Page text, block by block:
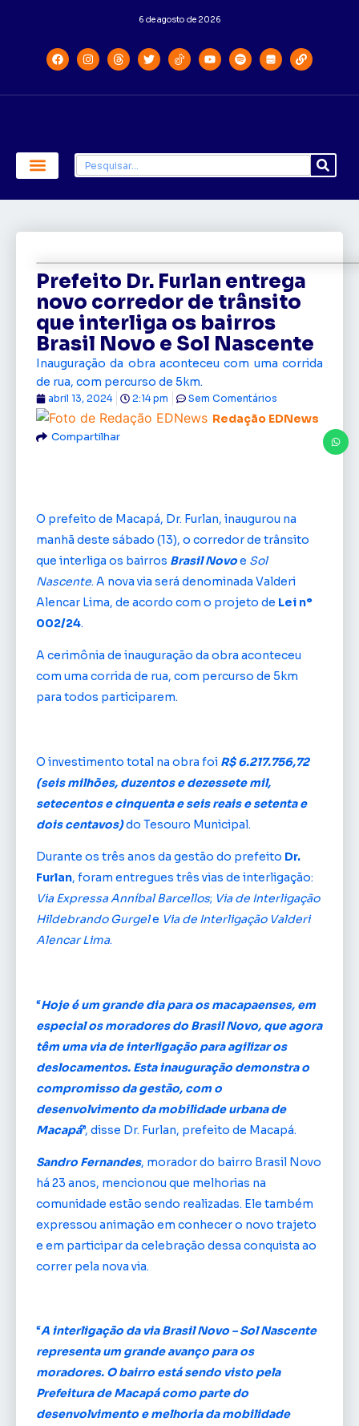
6 de agosto de 2026
Prefeito Dr. Furlan entrega
novo corredor de trânsito
que interliga os bairros
Brasil Novo e Sol Nascente
Inauguração da obra aconteceu com uma corrida
de rua, com percurso de 5km.
Redação EDNews
abril 13, 2024 2:14 pm Sem Comentários
Compartilhar
O prefeito de Macapá, Dr. Furlan, inaugurou na
manhã deste sábado (13), o corredor de trânsito
que interliga os bairros Brasil Novoe Sol
Nascente. A nova via será denominada Valderi
Alencar Lima, de acordo com o projeto de Lei n°
002/24.
A cerimônia de inauguração da obra aconteceu
com uma corrida de rua, com percurso de 5km
para todos participarem.
O investimento total na obra foi R$ 6.217.756,72
(seis milhões, duzentos e dezessete mil,
setecentos e cinquenta e seis reais e setenta e
dois centavos)do Tesouro Municipal.
Durante os três anos da gestão do prefeito Dr.
Furlan, foram entregues três vias de interligação:
Via Expressa Anníbal Barcellos; Via de Interligação
Hildebrando Gurgele Via de Interligação Valderi
Alencar Lima.
“Hoje é um grande dia para os macapaenses, em
especial os moradores do Brasil Novo, que agora
têm uma via de interligação para agilizar os
deslocamentos. Esta inauguração demonstra o
compromisso da gestão, com o
desenvolvimento da mobilidade urbana de
Macapá”, disse Dr. Furlan, prefeito de Macapá.
Sandro Fernandes, morador do bairro Brasil Novo
há 23 anos, mencionou que melhorias na
comunidade estão sendo realizadas. Ele também
expressou animação em conhecer o novo trajeto
e em participar da celebração dessa conquista ao
correr pela nova via.
“A interligação da via Brasil Novo – Sol Nascente
representa um grande avanço para os
moradores. O bairro está sendo visto pela
Prefeitura de Macapá como parte do
desenvolvimento e melhoria da mobilidade